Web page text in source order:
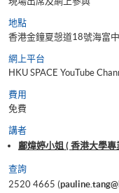
地點
香港金鐘夏愨道18號海富
網上平台
HKU SPACE YouTube
費用
免費
講者
鄺煒婷小姐 ( 香港大學
查詢
2520 4665 (